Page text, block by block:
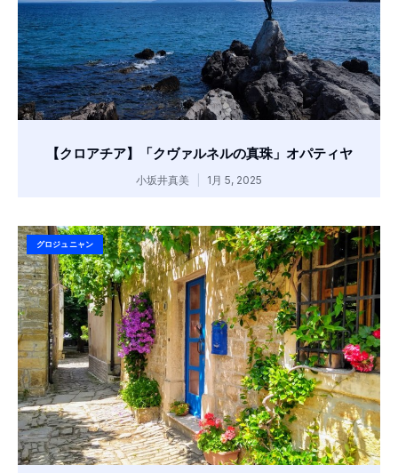
【クロアチア】「クヴァルネルの真珠」オパティヤ
小坂井真美 1月 5, 2025
グロジュニャン